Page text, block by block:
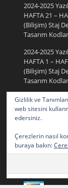
2024-2025
HAFTA 21 –
(Bilişim) Staj
Tasarım
2024-2025
HAFTA 1 –
(Bilişim) Staj
Tasarım
2024-2025
HAFTA 11 –
(Bilişim) Staj
Popüler
Gizlilik ve
web sitesini
edersiniz.
Çerezlerin nasıl
buraya bakın: